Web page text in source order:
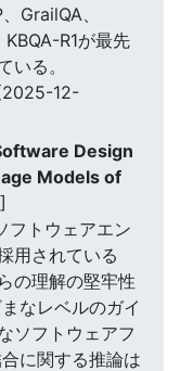
GrailQA、
R1が最先
いる。
12-
Design
Models of
フトウェアエン
用されている
の理解の堅牢性
なレベルのガイ
ソフトウェアフ
に関する推論は